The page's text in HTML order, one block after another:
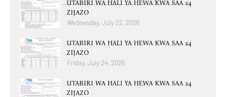
UTABIRI WA HALI YA HEWA KWA SAA 24
ZIJAZO
Wednesday, July 22, 2026
UTABIRI WA HALI YA HEWA KWA SAA 24
ZIJAZO
Friday, July 24, 2026
UTABIRI WA HALI YA HEWA KWA SAA 24
ZIJAZO